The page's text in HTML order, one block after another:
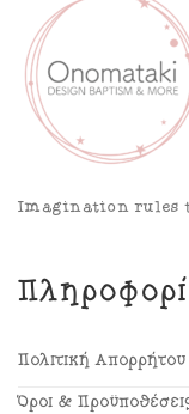
Imagination rules
Πολιτική Απορρήτου
Όροι &